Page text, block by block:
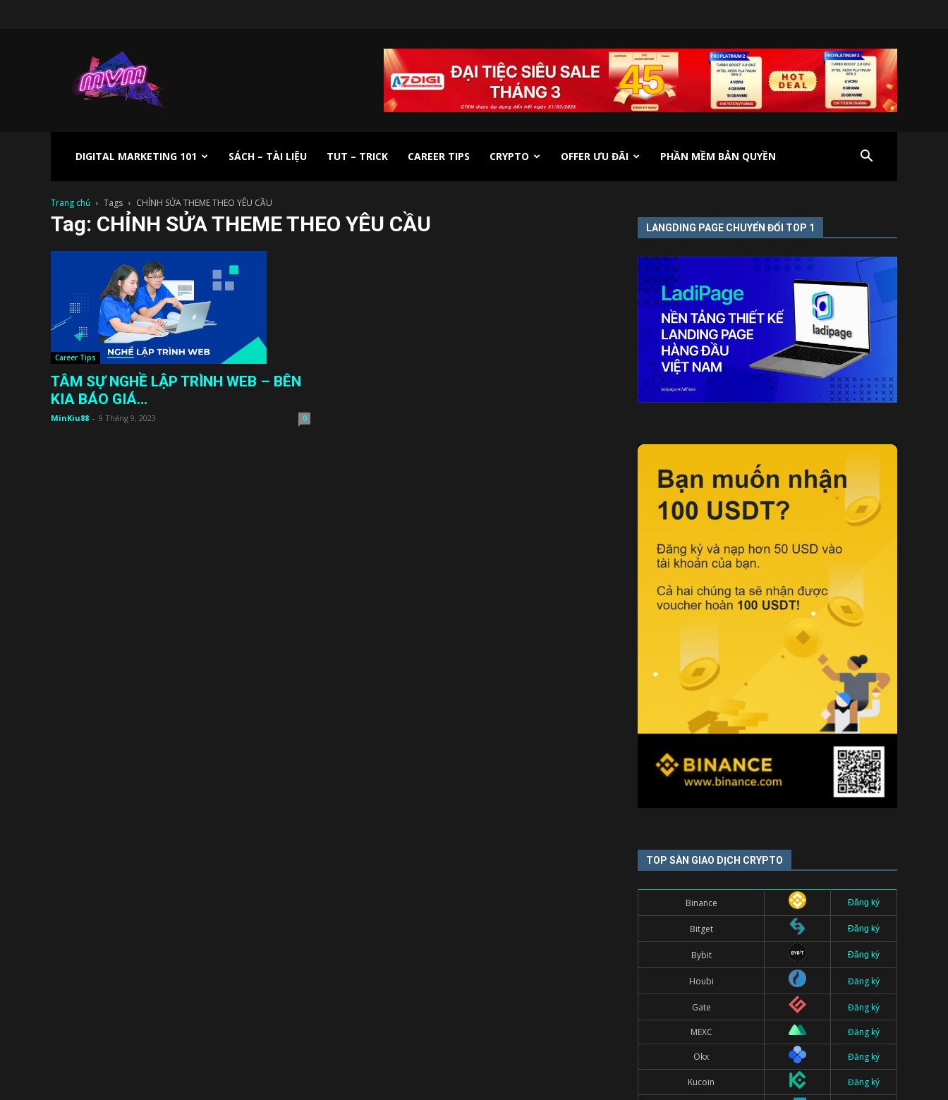
Marketing
DIGITAL MARKETING 101 SÁCH – TÀI LIỆU TUT – TRICK CAREER TIPS CRYPTO OFFER ƯU ĐÃI PHẦN MỀM BẢN QUYỀN
Trang chủ Tags CHỈNH SỬA THEME THEO YÊU CẦU
Tag: CHỈNH SỬA THEME THEO YÊU CẦU
Career Tips
TÂM SỰ NGHỀ LẬP TRÌNH WEB – BÊN
KIA BÁO GIÁ...
MinKiu88 - 9 Tháng 9, 2023 0
LANGDING PAGE CHUYỂN ĐỔI TOP 1
TOP SÀN GIAO DỊCH CRYPTO
Binance Đăng ký
Bitget Đăng ký
Bybit Đăng ký
Houbi Đăng ký
Gate Đăng ký
MEXC Đăng ký
Okx Đăng ký
Kucoin Đăng ký